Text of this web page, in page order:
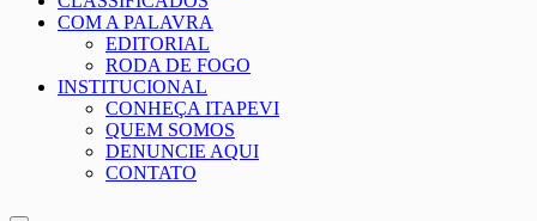
COM A PALAVRA
EDITORIAL
RODA DE FOGO
INSTITUCIONAL
CONHEÇA ITAPEVI
QUEM SOMOS
DENUNCIE AQUI
CONTATO